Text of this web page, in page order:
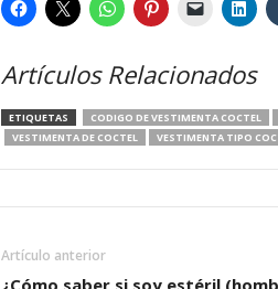
Artículos Relacionados
ETIQUETAS CODIGO DE VESTIMENTA COCTEL
VESTIMENTA DE COCTEL
VESTIMENTA TIPO
Artículo anterior
¿Cómo saber si soy estéril